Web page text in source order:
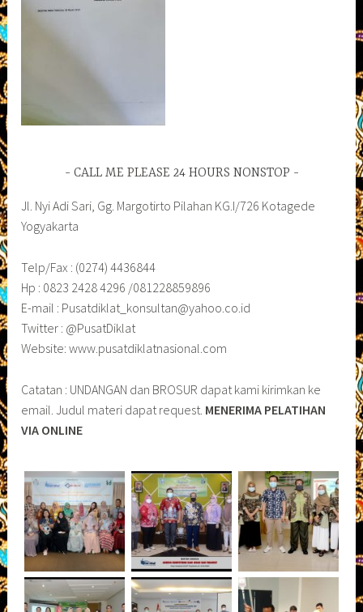
CALL ME PLEASE 24 HOURS NONSTOP
Jl. Nyi Adi Sari, Gg. Margotirto Pilahan KG.I/726 Kotagede
Yogyakarta
Telp/Fax : (0274) 4436844
Hp : 0823 2428 4296 /081228859896
E-mail : Pusatdiklat_konsultan@yahoo.co.id
Twitter : @PusatDiklat
Website: www.pusatdiklatnasional.com
Catatan : UNDANGAN dan BROSUR dapat kami kirimkan ke
email. Judul materi dapat request. MENERIMA PELATIHAN
VIA ONLINE